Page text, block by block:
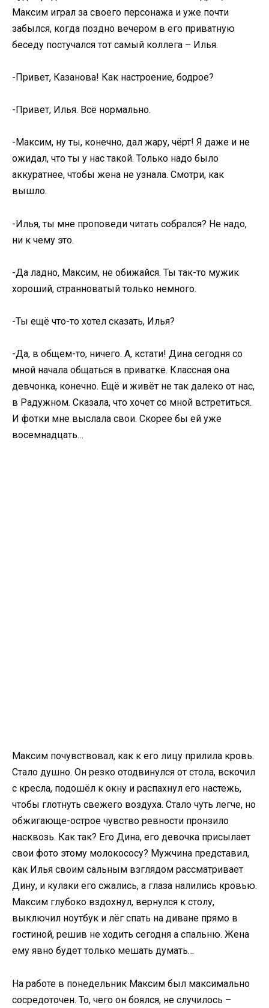
Максим играл за своего персонажа и уже почти
забылся, когда поздно вечером в его приватную
беседу постучался тот самый коллега – Илья.
-Привет, Казанова! Как настроение, бодрое?
-Привет, Илья. Всё нормально.
-Максим, ну ты, конечно, дал жару, чёрт! Я даже и не
ожидал, что ты у нас такой. Только надо было
аккуратнее, чтобы жена не узнала. Смотри, как
вышло.
-Илья, ты мне проповеди читать собрался? Не надо,
ни к чему это.
-Да ладно, Максим, не обижайся. Ты так-то мужик
хороший, странноватый только немного.
-Ты ещё что-то хотел сказать, Илья?
-Да, в общем-то, ничего. А, кстати! Дина сегодня со
мной начала общаться в приватке. Классная она
девчонка, конечно. Ещё и живёт не так далеко от нас,
в Радужном. Сказала, что хочет со мной встретиться.
И фотки мне выслала свои. Скорее бы ей уже
восемнадцать…
Максим почувствовал, как к его лицу прилила кровь.
Стало душно. Он резко отодвинулся от стола, вскочил
с кресла, подошёл к окну и распахнул его настежь,
чтобы глотнуть свежего воздуха. Стало чуть легче, но
обжигающе-острое чувство ревности пронзило
насквозь. Как так? Его Дина, его девочка присылает
свои фото этому молокососу? Мужчина представил,
как Илья своим сальным взглядом рассматривает
Дину, и кулаки его сжались, а глаза налились кровью.
Максим глубоко вздохнул, вернулся к столу,
выключил ноутбук и лёг спать на диване прямо в
гостиной, решив не ходить сегодня а спальню. Жена
ему явно будет только мешать думать…
На работе в понедельник Максим был максимально
сосредоточен. То, чего он боялся, не случилось –